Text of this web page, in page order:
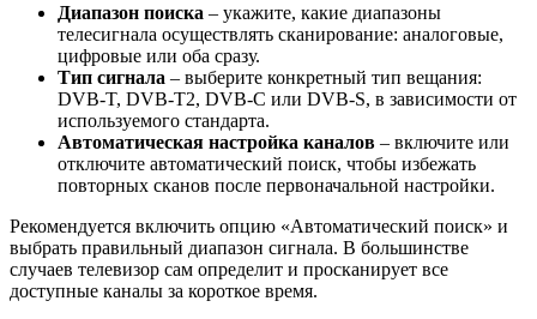
Диапазон поиска – укажите, какие диапазоны
телесигнала осуществлять сканирование: аналоговые,
цифровые или оба сразу.
Тип сигнала – выберите конкретный тип вещания:
DVB-T, DVB-T2, DVB-C или DVB-S, в зависимости от
используемого стандарта.
Автоматическая настройка каналов – включите или
отключите автоматический поиск, чтобы избежать
повторных сканов после первоначальной настройки.
Рекомендуется включить опцию «Автоматический поиск» и
выбрать правильный диапазон сигнала. В большинстве
случаев телевизор сам определит и просканирует все
доступные каналы за короткое время.